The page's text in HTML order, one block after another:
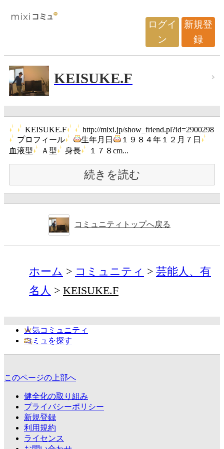
ログイ
ン
新規登
録
KEISUKE.F
KEISUKE.F
http://mixi.jp/show_friend.pl?id=2900298
プロフィール
生年月日
１９８４年１２月７日
血液型
Ａ型 身長 １７８cm...
続きを読む
コミュニティトップへ戻る
ホーム コミュニティ
芸能人、有
名人
KEISUKE.F
人気コミュニティ
コミュを探す
このページの上部へ
健全化の取り組み
プライバシーポリシー
新規登録
利用規約
ライセンス